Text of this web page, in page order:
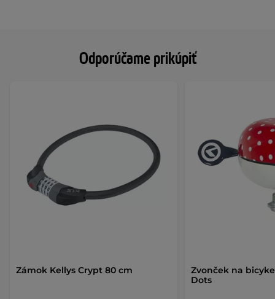
Odporúčame prikúpiť
Zámok Kellys Crypt 80 cm
Zvonček na
Dots